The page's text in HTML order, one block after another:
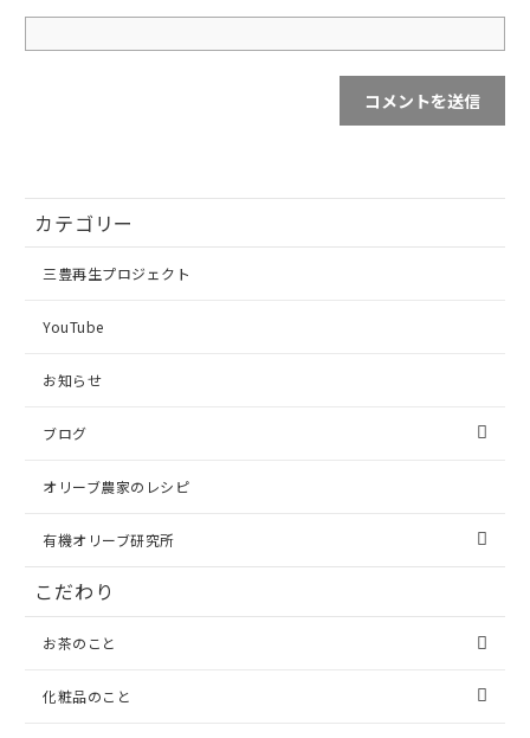
カテゴリー
三豊再生プロジェクト
YouTube
お知らせ
ブログ
オリーブ農家のレシピ
有機オリーブ研究所
こだわり
お茶のこと
化粧品のこと